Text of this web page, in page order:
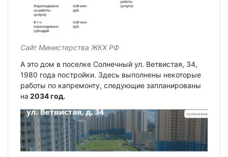
Сайт Министерства ЖКХ РФ
А это дом в поселке Солнечный ул. Ветвистая, 34,
1980 года постройки. Здесь выполнены некоторые
работы по капремонту, следующие запланированы
на 2034 год.